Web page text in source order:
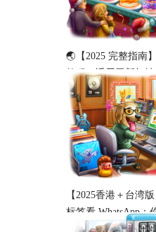
🌏【2025 完整指南
教程（适用于新加
【2025香港＋台湾
标签看 WhatsApp：